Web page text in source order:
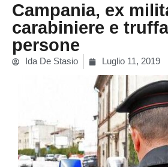
Campania, ex
carabiniere e
persone
Ida De Stasio Luglio 11, 2019